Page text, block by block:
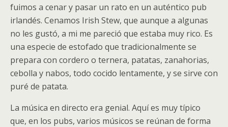
fuimos a cenar y pasar un rato en un auténtico pub
irlandés. Cenamos Irish Stew, que aunque a algunas
no les gustó, a mi me pareció que estaba muy rico. Es
una especie de estofado que tradicionalmente se
prepara con cordero o ternera, patatas, zanahorias,
cebolla y nabos, todo cocido lentamente, y se sirve con
puré de patata.
La música en directo era genial. Aquí es muy típico
que, en los pubs, varios músicos se reúnan de forma